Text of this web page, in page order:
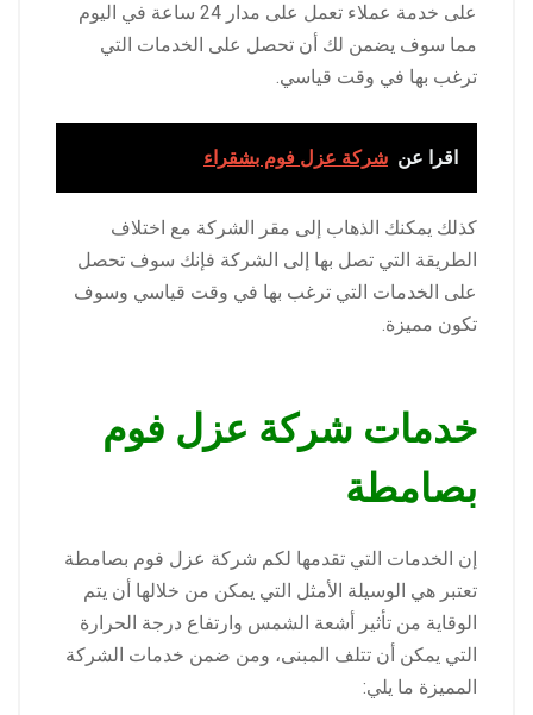
على خدمة عملاء تعمل على مدار 24 ساعة في اليوم
مما سوف يضمن لك أن تحصل على الخدمات التي
ترغب بها في وقت قياسي.
اقرا عن شركة عزل فوم بشقراء
كذلك يمكنك الذهاب إلى مقر الشركة مع اختلاف
الطريقة التي تصل بها إلى الشركة فإنك سوف تحصل
على الخدمات التي ترغب بها في وقت قياسي وسوف
تكون مميزة.
خدمات شركة عزل فوم
بصامطة
إن الخدمات التي تقدمها لكم شركة عزل فوم بصامطة
تعتبر هي الوسيلة الأمثل التي يمكن من خلالها أن يتم
الوقاية من تأثير أشعة الشمس وارتفاع درجة الحرارة
التي يمكن أن تتلف المبنى، ومن ضمن خدمات الشركة
المميزة ما يلي: